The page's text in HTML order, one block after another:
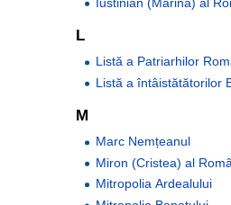
L
Listă a Patriarhilor
Listă a întâistătătorilor
M
Marc Nemțeanul
Miron (Cristea) al
Mitropolia Ardealului